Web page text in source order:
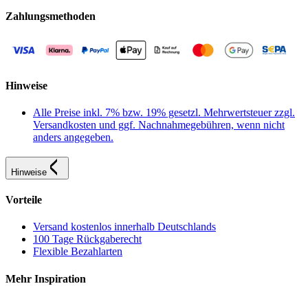
Zahlungsmethoden
Hinweise
Alle Preise inkl. 7% bzw. 19% gesetzl. Mehrwertsteuer zzgl.
Versandkosten und ggf. Nachnahmegebühren, wenn nicht
anders angegeben.
Hinweise
Vorteile
Versand kostenlos innerhalb Deutschlands
100 Tage Rückgaberecht
Flexible Bezahlarten
Mehr Inspiration